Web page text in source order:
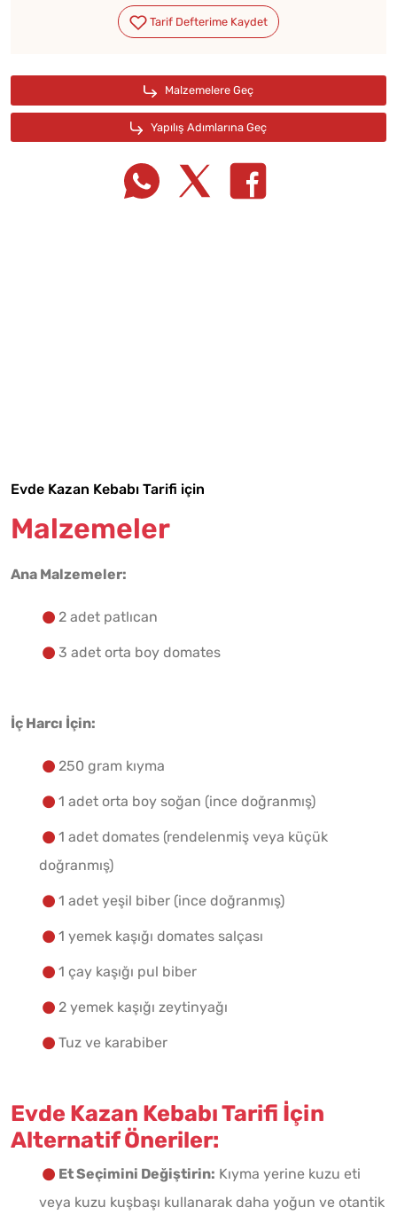
Evde Kazan Kebabı Tarifi için
Malzemeler
Ana Malzemeler:
2 adet patlıcan
3 adet orta boy domates
İç Harcı İçin:
250 gram kıyma
1 adet orta boy soğan (ince doğranmış)
1 adet domates (rendelenmiş veya küçük
doğranmış)
1 adet yeşil biber (ince doğranmış)
1 yemek kaşığı domates salçası
1 çay kaşığı pul biber
2 yemek kaşığı zeytinyağı
Tuz ve karabiber
Evde Kazan Kebabı Tarifi İçin
Alternatif Öneriler:
Et Seçimini Değiştirin: Kıyma yerine kuzu eti
veya kuzu kuşbaşı kullanarak daha yoğun ve otantik